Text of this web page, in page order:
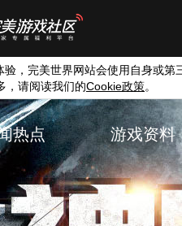
，完美世界网站会使用自身或第
，请阅读我们的Cookie政策。
热点 游戏资料